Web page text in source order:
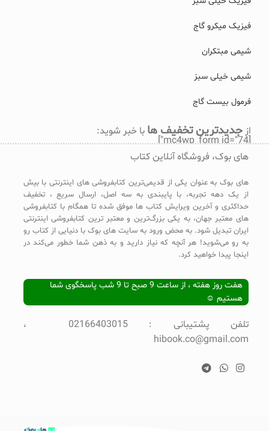
فیزیک میکرو گاج
شیمی مبتکران
شیمی خیلی سبز
فرمول بیست گاج
از جدیدترین تخفیف ها با خبر شوید:
[mc4wp_form id="74"]
های بوک، فروشگاه آنلاین کتاب
های بوک به عنوان یکی از قدیمی‌ترین کتابفروشی های اینترنتی با بیش
از یک دهه تجربه، با پایبندی به سه اصل، ارسال سریع ، تخفیف
حداکثری و آخرین ویرایش کتاب ها موفق شده تا همگام با کتابفروشی
های معتبر جهان، به یکی بزرگ‌ترین و معتبر ترین کتابفروشی اینترنتی
ایران تبدیل شود. به محض ورود به سایت های بوک با دنیایی از کتاب رو
به رو می‌شوید! هر آنچه که نیاز دارید و به ذهن شما خطور می‌کند در
اینجا پیدا خواهید کرد.
هفت روز هفته ، از ساعت 9 صبح تا 9 شب پاسخگوی شما
هستیم ☺
تلفن پشتیبانی : 02166403015 ،
hibook.co@gmail.com